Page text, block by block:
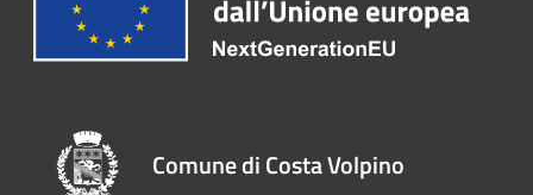
Comune di Costa Volpino